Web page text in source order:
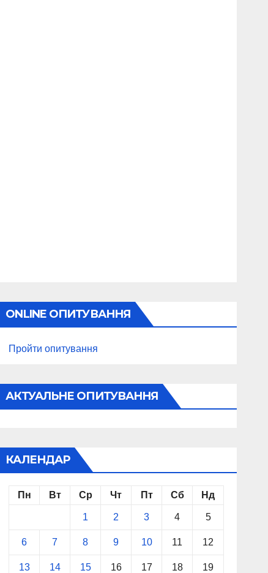
ONLINE ОПИТУВАННЯ
Пройти опитування
АКТУАЛЬНЕ ОПИТУВАННЯ
КАЛЕНДАР
Пн Вт Ср Чт Пт Сб Нд
1 2 3 4 5
6 7 8 9 10 11 12
13 14 15 16 17 18 19